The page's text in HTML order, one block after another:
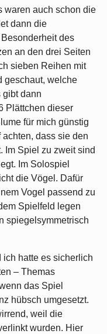
waren auch schon die
dann die
des
an den drei Seiten
sieben Reihen mit
geschaut, welche
gibt dann
Plättchen dieser
für mich günstig
dass sie den
Im Spiel zu zweit sind
Im Solospiel
die Vögel. Dafür
Vogel passend zu
Spielfeld legen
spiegelsymmetrisch
ich hatte es sicherlich
– Themas
das Spiel
hübsch umgesetzt.
weil die
wurden. Hier